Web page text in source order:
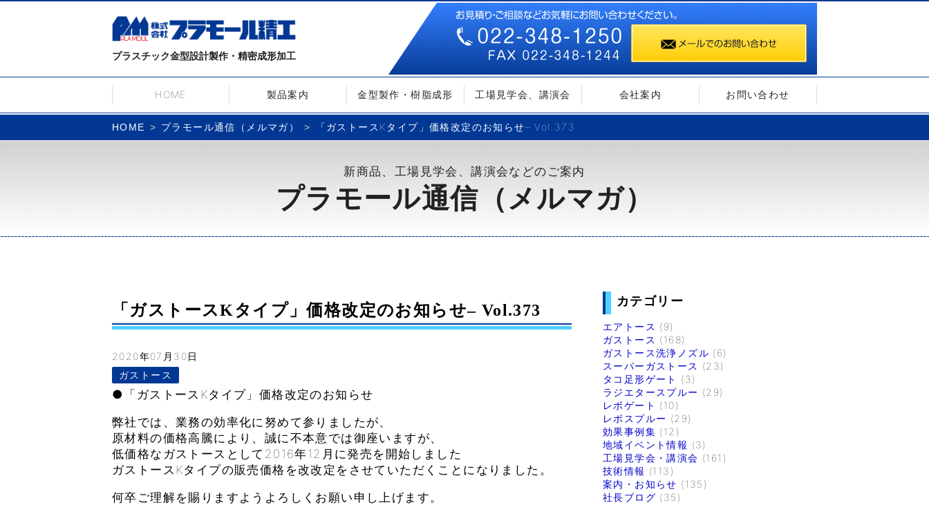
プラスチック金型設計製作・精密成形加工
HOME 製品案内 金型製作・樹脂成形 工場見学会、講演会 会社案内 お問い合わせ
HOME プラモール通信（メルマガ） 「ガストースKタイプ」価格改定のお知らせ– Vol.373
新商品、工場見学会、講演会などのご案内
プラモール通信（メルマガ）
「ガストースKタイプ」価格改定のお知らせ– Vol.373
2020年07月30日
ガストース
●「ガストースKタイプ」価格改定のお知らせ
弊社では、業務の効率化に努めて参りましたが、
原材料の価格高騰により、誠に不本意では御座いますが、
低価格なガストースとして2016年12月に発売を開始しました
ガストースKタイプの販売価格を改改定をさせていただくことになりました。
何卒ご理解を賜りますようよろしくお願い申し上げます。
カテゴリー
エアトース (9)
ガストース (168)
ガストース洗浄ノズル (6)
スーパーガストース (23)
タコ足形ゲート
(3)
ラジエタースプルー (29)
レボゲート (10)
レボスプルー (29)
効果事例集 (12)
地域イベント情報 (3)
工場見学会・講演会 (161)
技術情報 (113)
案内・お知らせ (135)
社長ブログ (35)